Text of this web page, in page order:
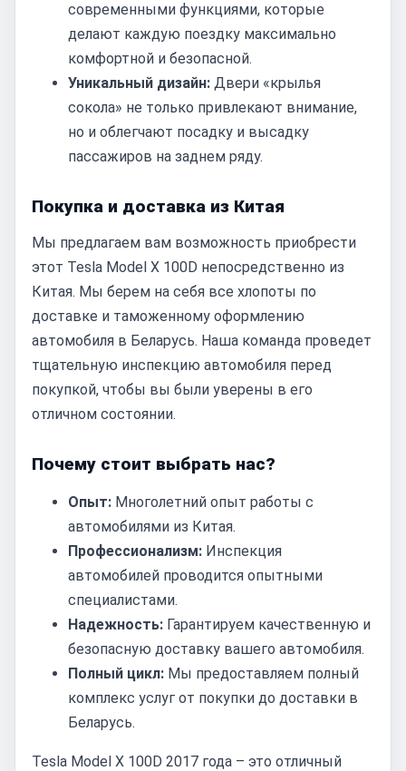
современными функциями, которые
делают каждую поездку максимально
комфортной и безопасной.
Уникальный дизайн: Двери «крылья
сокола» не только привлекают внимание,
но и облегчают посадку и высадку
пассажиров на заднем ряду.
Покупка и доставка из Китая
Мы предлагаем вам возможность приобрести
этот Tesla Model X 100D непосредственно из
Китая. Мы берем на себя все хлопоты по
доставке и таможенному оформлению
автомобиля в Беларусь. Наша команда проведет
тщательную инспекцию автомобиля перед
покупкой, чтобы вы были уверены в его
отличном состоянии.
Почему стоит выбрать нас?
Опыт: Многолетний опыт работы с
автомобилями из Китая.
Профессионализм: Инспекция
автомобилей проводится опытными
специалистами.
Надежность: Гарантируем качественную и
безопасную доставку вашего автомобиля.
Полный цикл: Мы предоставляем полный
комплекс услуг от покупки до доставки в
Беларусь.
Tesla Model X 100D 2017 года – это отличный